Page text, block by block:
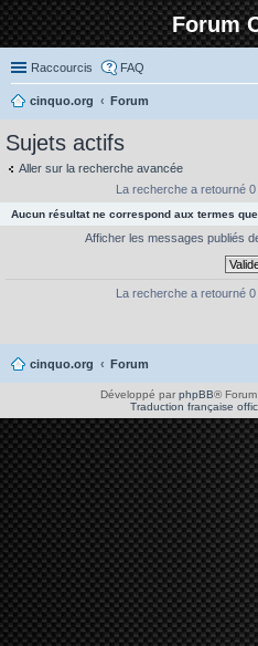
Forum
Raccourcis FAQ
cinquo.org
Forum
Sujets actifs
Aller sur la recherche avancée
La recherche a retourné 0
Aucun résultat ne correspond aux termes
Afficher les messages publiés
La recherche a retourné 0
cinquo.org Forum
Développé par phpBB®
Traduction française